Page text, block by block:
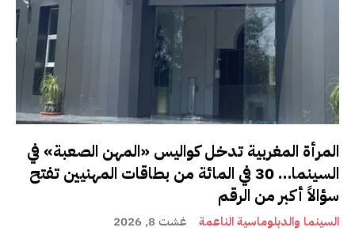
المرأة المغربية تدخل كواليس «المهن الصعبة» في
السينما… 30 في المائة من بطاقات المهنيين تفتح
سؤالاً أكبر من الرقم
السينما والدبلوماسية الناعمة غشت 8, 2026